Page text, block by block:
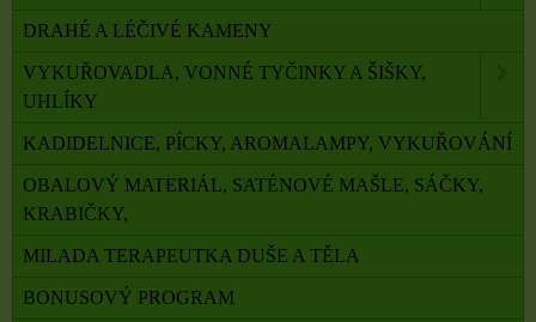
DRAHÉ A LÉČIVÉ KAMENY
VYKUŘOVADLA, VONNÉ TYČINKY A ŠIŠKY,
UHLÍKY
KADIDELNICE, PÍCKY, AROMALAMPY, VYKUŘOVÁNÍ
OBALOVÝ MATERIÁL, SATÉNOVÉ MAŠLE, SÁČKY,
KRABIČKY,
MILADA TERAPEUTKA DUŠE A TĚLA
BONUSOVÝ PROGRAM